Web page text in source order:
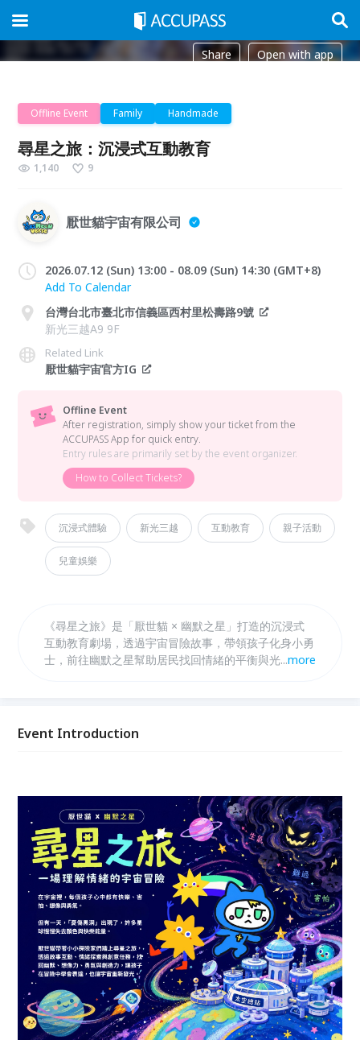
Share Open with app
Offline Event Family Handmade
尋星之旅：沉浸式互動教育
1,140 9
厭世貓宇宙有限公司
2026.07.12 (Sun) 13:00 - 08.09 (Sun) 14:30 (GMT+8)
Add To Calendar
台灣台北市臺北市信義區西村里松壽路9號
新光三越A9 9F
Related Link
厭世貓宇宙官方IG
Offline Event
After registration, simply show your ticket from the
ACCUPASS App for quick entry.
Entry rules are primarily set by the event organizer.
How to Collect Tickets?
沉浸式體驗 新光三越 互動教育 親子活動
兒童娛樂
《尋星之旅》是「厭世貓 × 幽默之星」打造的沉浸式
互動教育劇場，透過宇宙冒險故事，帶領孩子化身小勇
士，前往幽默之星幫助居民找回情緒的平衡與光亮。
問題能力。
...more
Event Introduction